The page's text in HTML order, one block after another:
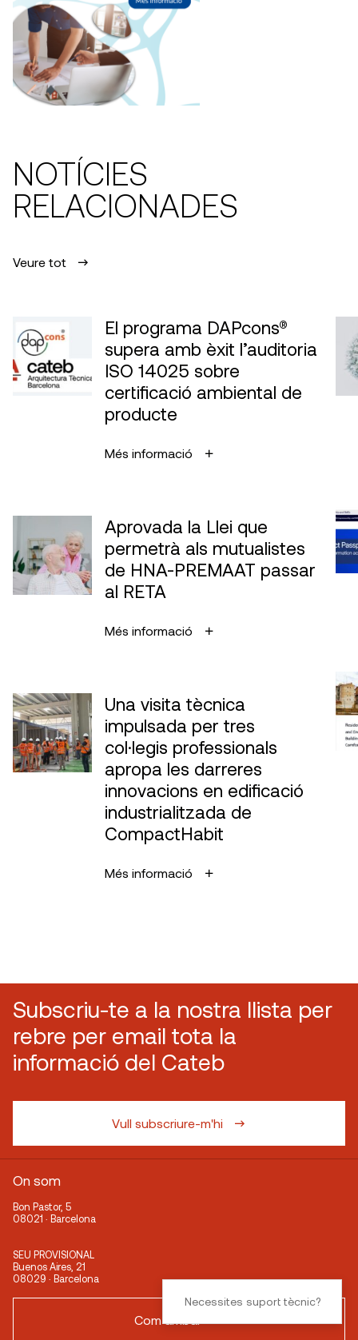
NOTÍCIES
RELACIONADES
Veure tot
El programa DAPcons®
supera amb èxit l’auditoria
ISO 14025 sobre
certificació ambiental de
producte
Més informació
Aprovada la Llei que
permetrà als mutualistes
de HNA-PREMAAT passar
al RETA
Més informació
Una visita tècnica
impulsada per tres
col·legis professionals
apropa les darreres
innovacions en edificació
industrialitzada de
CompactHabit
Més informació
Subscriu-te a la nostra llista per
rebre per email tota la
informació del Cateb
Vull subscriure-m'hi
On som
Bon Pastor, 5
08021 · Barcelona
SEU PROVISIONAL
Buenos Aires, 21
08029 · Barcelona
Com arribar
Necessites suport tècnic?